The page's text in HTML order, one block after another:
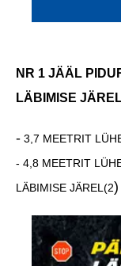
NR 1 JÄÄL
LÄBIMISE
- 3,7 MEETRIT
- 4,8 MEETRIT
LÄBIMISE JÄREL (2)